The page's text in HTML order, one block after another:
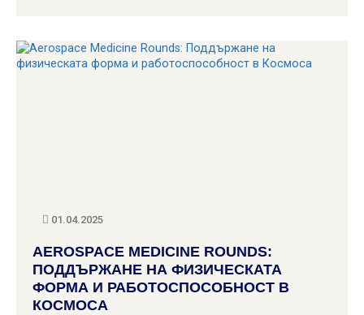
01.04.2025
AEROSPACE MEDICINE ROUNDS:
ПОДДЪРЖАНЕ НА ФИЗИЧЕСКАТА
ФОРМА И РАБОТОСПОСОБНОСТ В
КОСМОСА